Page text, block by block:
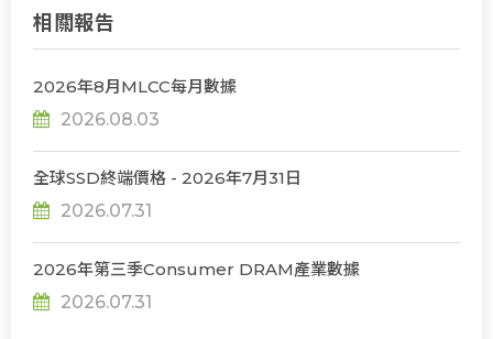
相關報告
2026年8月MLCC每月數據
2026.08.03
全球SSD終端價格 - 2026年7月31日
2026.07.31
2026年第三季Consumer DRAM產業數據
2026.07.31